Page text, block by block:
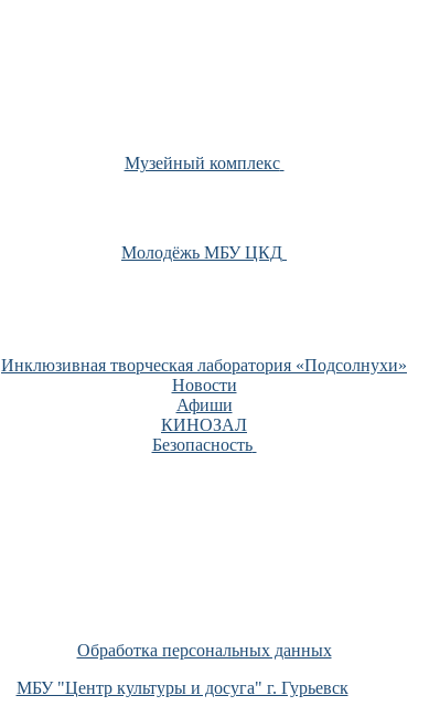
Музейный комплекс
Молодёжь МБУ ЦКД
Инклюзивная творческая лаборатория «Подсолнухи»
Новости
Афиши
КИНОЗАЛ
Безопасность
Обработка персональных данных
МБУ "Центр культуры и досуга" г. Гурьевск